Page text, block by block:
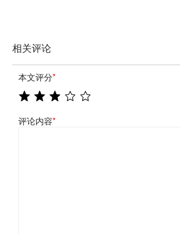
相关评论
本文评分*
评论内容*